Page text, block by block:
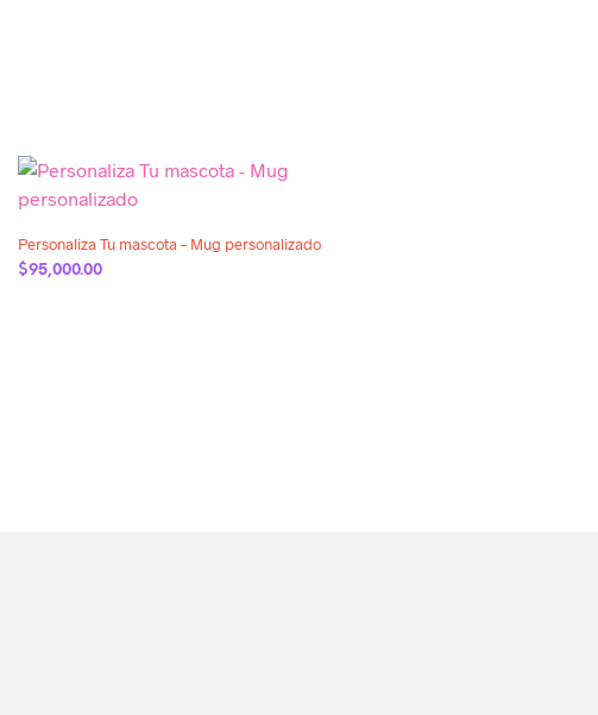
Personaliza Tu mascota – Mug personalizado
$95,000.00